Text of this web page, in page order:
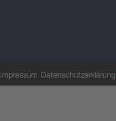
Impressum Datenschutzerklärung